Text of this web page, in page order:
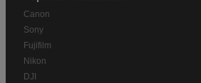
Canon
Sony
Fujifilm
Nikon
DJI